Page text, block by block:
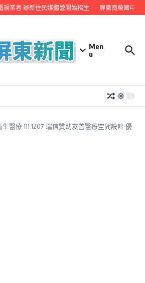
視業者 辦新住民媒體營開始招生 屏東南榮國中赴
Men
u
醫療 111 1207 瑞信贊助友善醫療空間設計 優